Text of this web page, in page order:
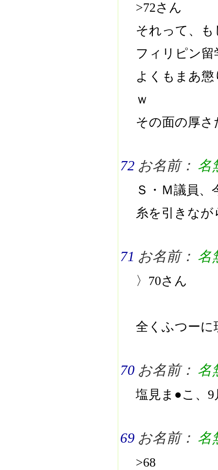
>72さん
それって、
フィリピン
よくもまあ
ｗ
その面の厚
72 お名前： 名
Ｓ・Ｍ議員
糸を引きな
71 お名前： 名
〉70さん
全くふつー
70 お名前： 名
塩見ま●こ、
69 お名前： 名
>68